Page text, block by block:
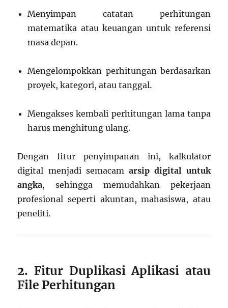
Menyimpan catatan perhitungan
matematika atau keuangan untuk referensi
masa depan.
Mengelompokkan perhitungan berdasarkan
proyek, kategori, atau tanggal.
Mengakses kembali perhitungan lama tanpa
harus menghitung ulang.
Dengan fitur penyimpanan ini, kalkulator
digital menjadi semacamarsip digital untuk
angka, sehingga memudahkan pekerjaan
profesional seperti akuntan, mahasiswa, atau
peneliti.
2. Fitur Duplikasi Aplikasi atau
File Perhitungan